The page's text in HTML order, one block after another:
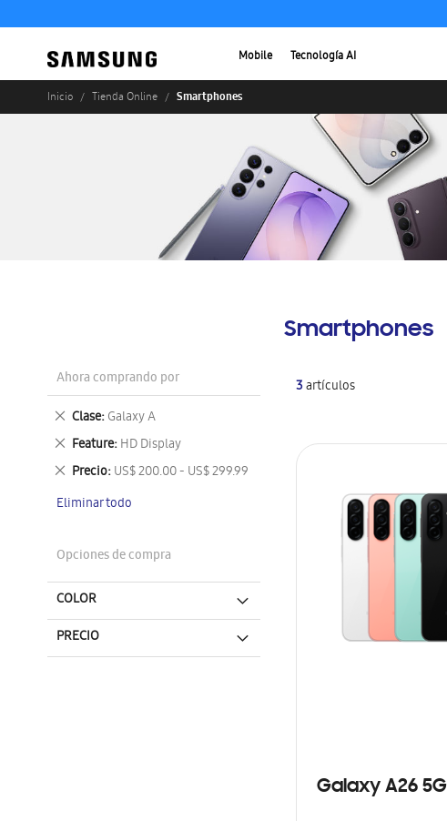
Mobile Tecnología AI
Inicio Tienda Online Smartphones
Smartphones
3artículos
Galaxy A26
Ahora comprando por
Clase Galaxy A
Eliminar
este
artículo
Feature HD Display
Eliminar
este
artículo
Precio US$ 200.00 - US$ 299.99
Eliminar
artículo
Eliminar todo
Opciones de compra
COLOR
PRECIO